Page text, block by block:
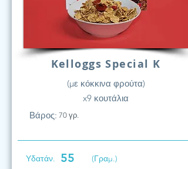
Kelloggs Special K
(με κόκκινα φρούτα)
x9 κουτάλια
Βάρος: 70 γρ.
Υδατάν. 55 (Γραμ.)